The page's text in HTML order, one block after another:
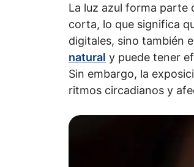
La luz azul forma parte
corta, lo que significa
digitales, sino también
natural y puede tener
Sin embargo, la
ritmos circadianos y